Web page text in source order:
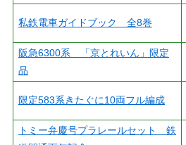
私鉄電車ガイドブック 全8巻
阪急6300系 「京とれいん」限定
品
限定583系きたぐに10両フル編成
トミー弁慶号プラレールセット 鉄